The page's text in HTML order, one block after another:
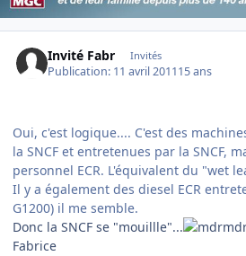
Invité Fabr Invités
Publication: 11 avril 201115 ans
Oui, c'est logique.... C'est des
la SNCF et entretenues par la SNCF,
personnel ECR. L'équivalent du "wet
Il y a également des diesel ECR
G1200) il me semble.
Donc la SNCF se "mouillle"...
Fabrice